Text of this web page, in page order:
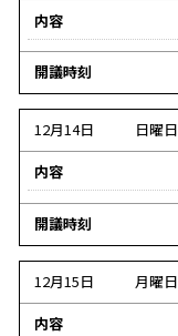
内容
デ
ー
タ
な
し
開議時刻
ー
な
12月14日 日曜日
内容
デ
ー
タ
な
し
開議時刻
ー
な
12月15日 月曜日
内容